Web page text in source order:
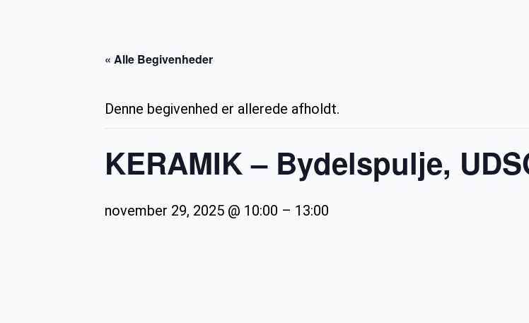
« Alle Begivenheder
Denne begivenhed er allerede afholdt.
KERAMIK – Bydelspulje,
november 29, 2025 @ 10:00 – 13:00